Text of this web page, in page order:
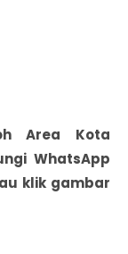
Area Kota
WhatsApp
klik gambar